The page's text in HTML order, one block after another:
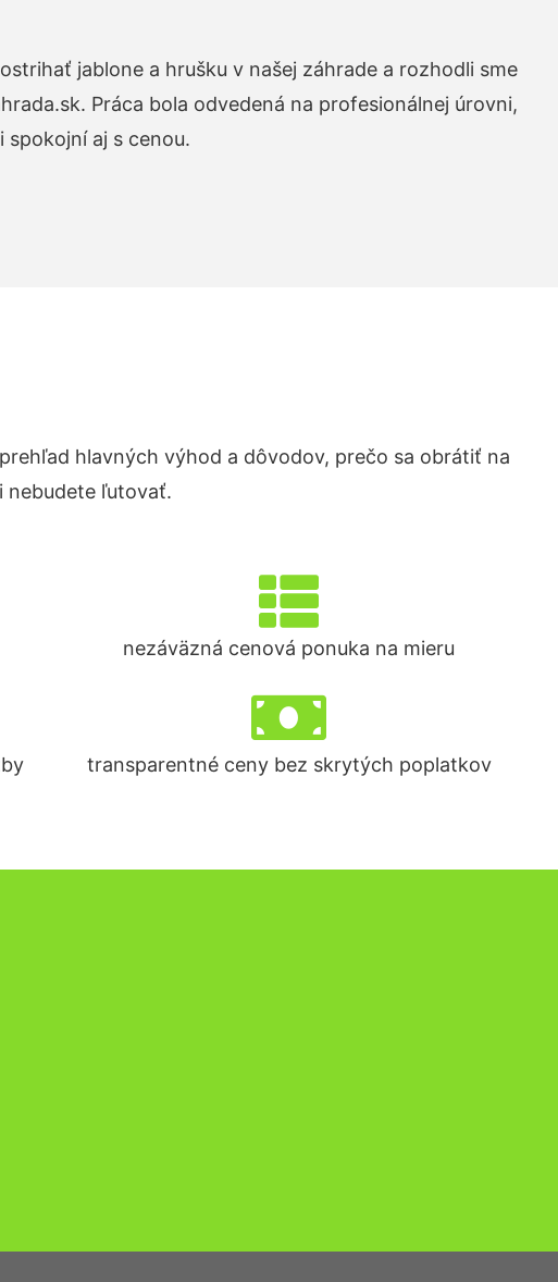
jablone a hrušku v našej záhrade a rozhodli sme
Práca bola odvedená na profesionálnej úrovni,
spokojní aj s cenou.
hlavných výhod a dôvodov, prečo sa obrátiť na
nebudete ľutovať.
nezáväzná cenová ponuka na mieru
transparentné ceny bez skrytých poplatkov